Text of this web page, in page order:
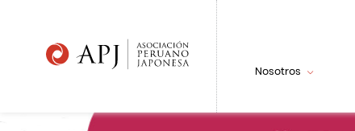
Nosotros